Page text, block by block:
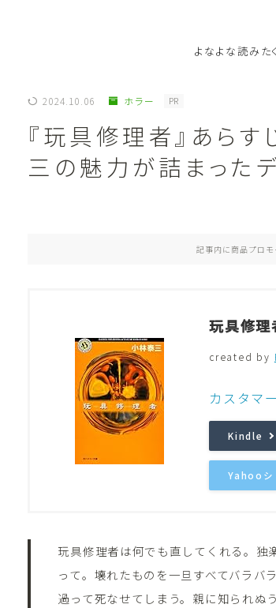
よなよな読みた
ジャンル
作者別おすす
音楽 Music
2024.10.06 ホラー PR
『玩具修理者』あら
三の魅力が詰まった
記事内に商品プロ
玩具修
created by
カスタマ
Kindle
Yahooシ
玩具修理者は何でも直してくれる。
って。壊れたものを一旦すべてバラバ
過って死なせてしまう。親に知られぬ